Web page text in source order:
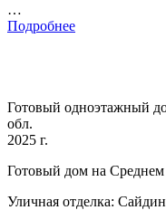
…
Подробнее
Готовый одноэтажный
обл.
2025 г.
Готовый дом на Среднем
Уличная отделка: